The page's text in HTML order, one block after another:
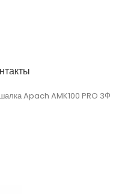
Apach AMK100 PRO 3Ф